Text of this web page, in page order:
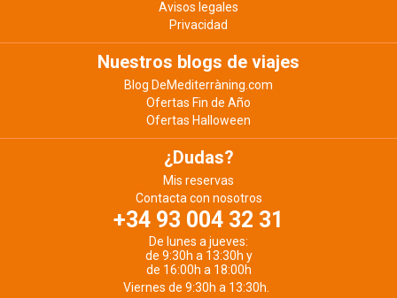
Avisos legales
Privacidad
Nuestros blogs de viajes
Blog DeMediterràning.com
Ofertas Fin de Año
Ofertas Halloween
¿Dudas?
Mis reservas
Contacta con nosotros
+34 93 004 32 31
De lunes a jueves:
de 9:30h a 13:30h y
de 16:00h a 18:00h
Viernes de 9:30h a 13:30h.